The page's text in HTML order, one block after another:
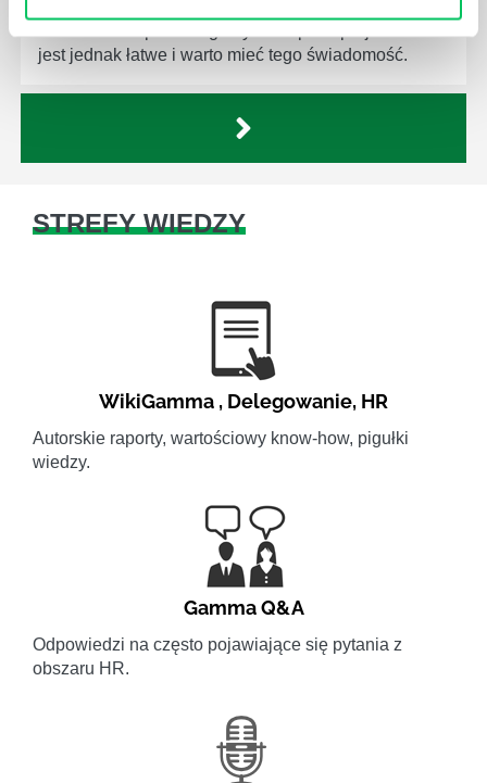
jest jednak łatwe i warto mieć tego świadomość.
STREFY WIEDZY
WikiGamma , Delegowanie, HR
Autorskie raporty, wartościowy know-how, pigułki
wiedzy.
Gamma Q&A
Odpowiedzi na często pojawiające się pytania z
obszaru HR.